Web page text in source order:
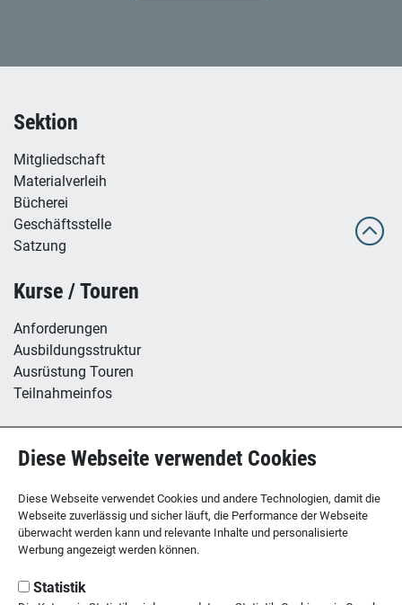
Sektion
Mitgliedschaft
Materialverleih
Bücherei
Geschäftsstelle
Satzung
Kurse / Touren
Anforderungen
Ausbildungsstruktur
Ausrüstung Touren
Teilnahmeinfos
B12 - Boulderzentrum
SEKTION TÜBINGEN
des Deutschen Alpenvereins
Diese Webseite verwendet Cookies
Diese Webseite verwendet Cookies und andere Technologien, damit die
Webseite zuverlässig und sicher läuft, die Performance der Webseite
überwacht werden kann und relevante Inhalte und personalisierte
Werbung angezeigt werden können.
Statistik